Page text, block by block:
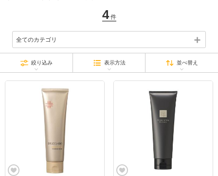
4件
全てのカテゴリ
絞り込み 表示方法 並べ替え